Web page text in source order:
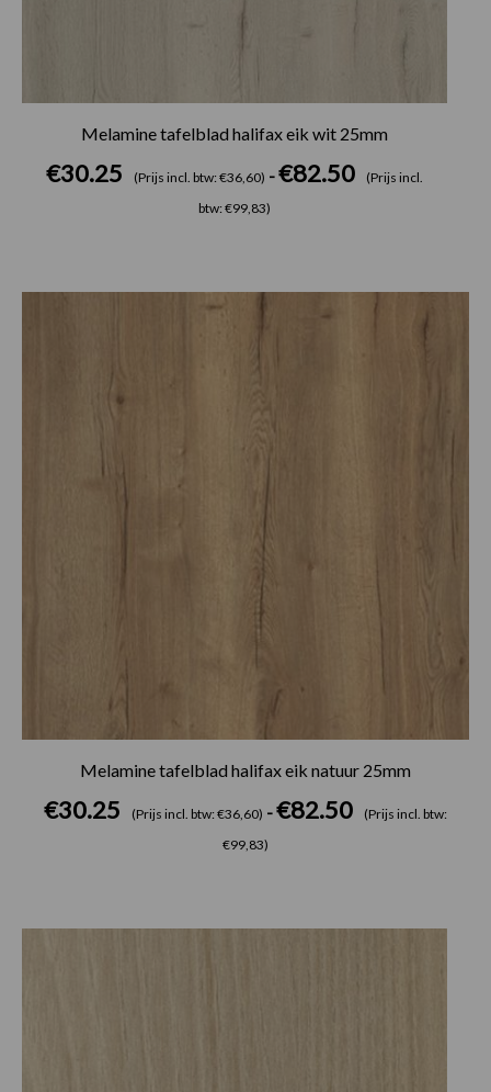
Melamine tafelblad halifax eik wit 25mm
€30.25 (Prijs incl. btw: €36,60) -€82.50
(Prijs incl.
btw: €99,83)
Melamine tafelblad halifax eik natuur 25mm
€30.25 (Prijs incl. btw: €36,60) -€82.50
(Prijs incl. btw:
€99,83)